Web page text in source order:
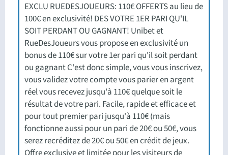
EXCLU RUEDESJOUEURS: 110€ OFFERTS au lieu de
100€ en exclusivité! DES VOTRE 1ER PARI QU'IL
SOIT PERDANT OU GAGNANT! Unibet et
RueDesJoueurs vous propose en exclusivité un
bonus de 110€ sur votre 1er pari qu'il soit perdant
ou gagnant C'est donc simple, vous vous inscrivez,
vous validez votre compte vous parier en argent
réel vous recevez jusqu'à 110€ quelque soit le
résultat de votre pari. Facile, rapide et efficace et
pour tout premier pari jusqu'à 110€ (mais
fonctionne aussi pour un pari de 20€ ou 50€, vous
serez recréditez de 20€ ou 50€ en crédit de jeux.